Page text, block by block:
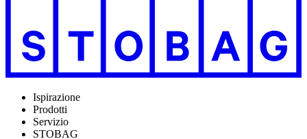
Ispirazione
Prodotti
Servizio
STOBAG